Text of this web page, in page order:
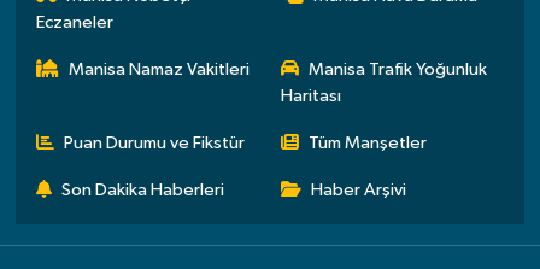
Eczaneler
Manisa Namaz Vakitleri
Manisa Trafik Yoğunluk
Haritası
Puan Durumu ve Fikstür Tüm Manşetler
Son Dakika Haberleri Haber Arşivi